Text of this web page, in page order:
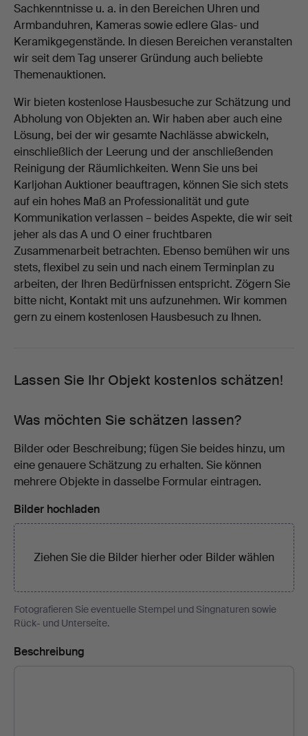
Sachkenntnisse u. a. in den Bereichen Uhren und
Armbanduhren, Kameras sowie edlere Glas- und
Keramikgegenstände. In diesen Bereichen veranstalten
wir seit dem Tag unserer Gründung auch beliebte
Themenauktionen.
Wir bieten kostenlose Hausbesuche zur Schätzung und
Abholung von Objekten an. Wir haben aber auch eine
Lösung, bei der wir gesamte Nachlässe abwickeln,
einschließlich der Leerung und der anschließenden
Reinigung der Räumlichkeiten. Wenn Sie uns bei
Karljohan Auktioner beauftragen, können Sie sich stets
auf ein hohes Maß an Professionalität und gute
Kommunikation verlassen – beides Aspekte, die wir seit
jeher als das A und O einer fruchtbaren
Zusammenarbeit betrachten. Ebenso bemühen wir uns
stets, flexibel zu sein und nach einem Terminplan zu
arbeiten, der Ihren Bedürfnissen entspricht. Zögern Sie
bitte nicht, Kontakt mit uns aufzunehmen. Wir kommen
gern zu einem kostenlosen Hausbesuch zu Ihnen.
Lassen Sie Ihr Objekt kostenlos schätzen!
Was möchten Sie schätzen lassen?
Bilder oder Beschreibung; fügen Sie beides hinzu, um
eine genauere Schätzung zu erhalten. Sie können
mehrere Objekte in dasselbe Formular eintragen.
Bilder hochladen
Ziehen Sie die Bilder hierher oder Bilder wählen
Fotografieren Sie eventuelle Stempel und Singnaturen sowie
Rück- und Unterseite.
Beschreibung